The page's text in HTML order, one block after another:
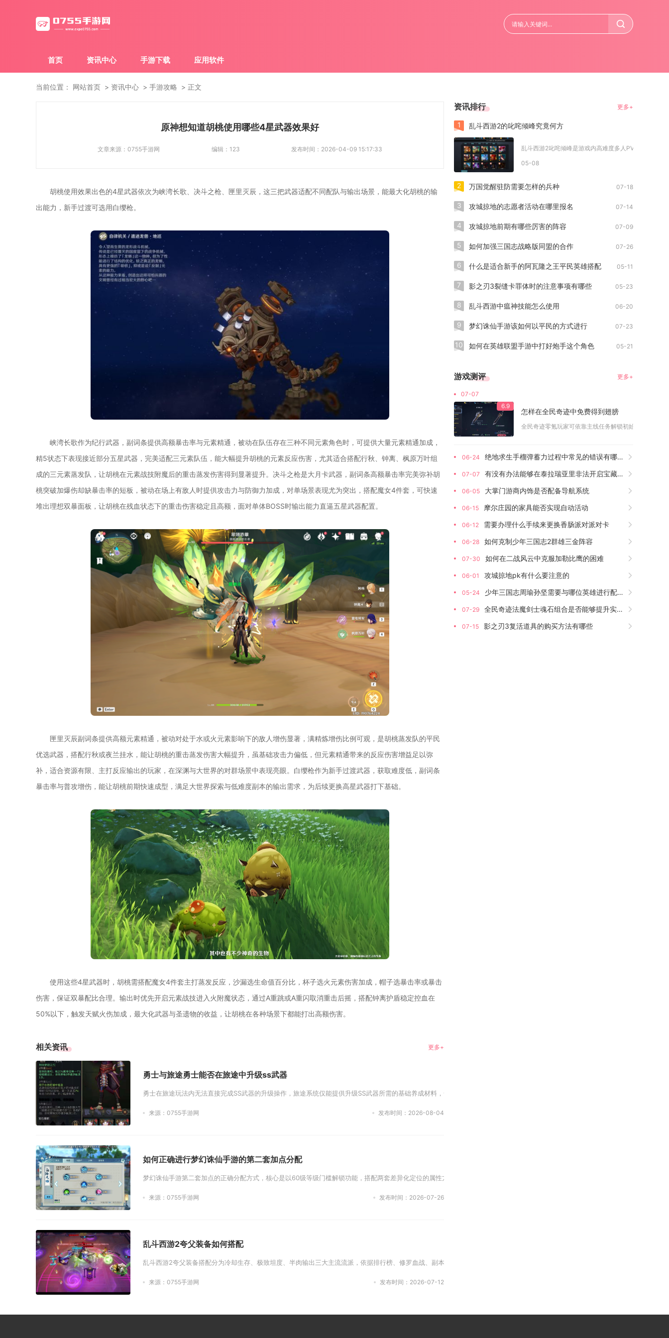
首页 资讯中心 手游下载 应用软件
当前位置： 网站首页 资讯中心 手游攻略 正文
原神想知道胡桃使用哪些4星武器效果好
文章来源： 0755手游网 编辑： 123 发布时间： 2026-04-09 15:17:33
胡桃使用效果出色的4星武器依次为峡湾长歌、决斗之枪、匣里灭辰，这三把武器适配不同配队与输出场景，能最大化胡桃的输
出能力，新手过渡可选用白缨枪。
峡湾长歌作为纪行武器，副词条提供高额暴击率与元素精通，被动在队伍存在三种不同元素角色时，可提供大量元素精通加成，
精5状态下表现接近部分五星武器，完美适配三元素队伍，能大幅提升胡桃的元素反应伤害，尤其适合搭配行秋、钟离、枫原万叶组
成的三元素蒸发队，让胡桃在元素战技附魔后的重击蒸发伤害得到显著提升。决斗之枪是大月卡武器，副词条高额暴击率完美弥补胡
桃突破加爆伤却缺暴击率的短板，被动在场上有敌人时提供攻击力与防御力加成，对单场景表现尤为突出，搭配魔女4件套，可快速
堆出理想双暴面板，让胡桃在残血状态下的重击伤害稳定且高额，面对单体BOSS时输出能力直逼五星武器配置。
匣里灭辰副词条提供高额元素精通，被动对处于水或火元素影响下的敌人增伤显著，满精炼增伤比例可观，是胡桃蒸发队的平民
优选武器，搭配行秋或夜兰挂水，能让胡桃的重击蒸发伤害大幅提升，虽基础攻击力偏低，但元素精通带来的反应伤害增益足以弥
补，适合资源有限、主打反应输出的玩家，在深渊与大世界的对群场景中表现亮眼。白缨枪作为新手过渡武器，获取难度低，副词条
暴击率与普攻增伤，能让胡桃前期快速成型，满足大世界探索与低难度副本的输出需求，为后续更换高星武器打下基础。
使用这些4星武器时，胡桃需搭配魔女4件套主打蒸发反应，沙漏选生命值百分比，杯子选火元素伤害加成，帽子选暴击率或暴击
伤害，保证双暴配比合理。输出时优先开启元素战技进入火附魔状态，通过A重跳或A重闪取消重击后摇，搭配钟离护盾稳定控血在
50%以下，触发天赋火伤加成，最大化武器与圣遗物的收益，让胡桃在各种场景下都能打出高额伤害。
相关资讯 更多+
勇士与旅途勇士能否在旅途中升级ss武器
勇士在旅途玩法内无法直接完成SS武器的升级操作，旅途系统仅能提供升级SS武器所需的基础养成材料，全部武器升阶、淬炼、突破操作需要在主城铁匠打造界面完成。旅途也就是奥
来源：0755手游网 发布时间：2026-08-04
如何正确进行梦幻诛仙手游的第二套加点分配
梦幻诛仙手游第二套加点的正确分配方式，核心是以60级等级门槛解锁功能，搭配两套差异化定位的属性方案，区分PVE日常刷本与PVP竞技对战两大使用场景，统一共用角色全部自
来源：0755手游网 发布时间：2026-07-26
乱斗西游2夸父装备如何搭配
乱斗西游2夸父装备搭配分为冷却生存、极致坦度、半肉输出三大主流流派，依据排行榜、修罗血战、副本闯关不同玩法切换配置即可发挥英雄全部实力。夸父依靠献祭血量的大招机制
来源：0755手游网 发布时间：2026-07-12
资讯排行 更多+
1 乱斗西游2的叱咤倾峰究竟何方
乱斗西游2叱咤倾峰是游戏内高难度多人PVE周常副本，
05-08
2 万国觉醒驻防需要怎样的兵种 07-18
3 攻城掠地的志愿者活动在哪里报名 07-14
4 攻城掠地前期有哪些厉害的阵容 07-09
5 如何加强三国志战略版同盟的合作 07-26
6 什么是适合新手的阿瓦隆之王平民英雄搭配 05-11
7 影之刃3裂缝卡罪体时的注意事项有哪些 05-23
8 乱斗西游中瘟神技能怎么使用 06-20
9 梦幻诛仙手游该如何以平民的方式进行 07-23
10 如何在英雄联盟手游中打好炮手这个角色 05-21
游戏测评 更多+
07-07
6.9
怎样在全民奇迹中免费得到翅膀
全民奇迹零氪玩家可依靠主线任务解锁初始基础翅膀，
06-24 绝地求生手榴弹蓄力过程中常见的错误有哪些
07-07 有没有办法能够在泰拉瑞亚里非法开启宝藏箱
06-05 大掌门游商内饰是否配备导航系统
06-15 摩尔庄园的家具能否实现自动活动
06-12 需要办理什么手续来更换香肠派对派对卡
06-28 如何克制少年三国志2群雄三金阵容
07-30 如何在二战风云中克服加勒比鹰的困难
06-01 攻城掠地pk有什么要注意的
05-24 少年三国志周瑜孙坚需要与哪位英雄进行配合
07-29 全民奇迹法魔剑士魂石组合是否能够提升实力
07-15 影之刃3复活道具的购买方法有哪些